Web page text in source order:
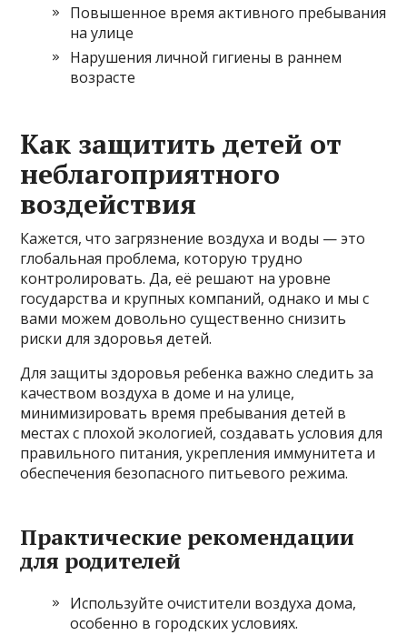
Повышенное время активного пребывания
на улице
Нарушения личной гигиены в раннем
возрасте
Как защитить детей от
неблагоприятного
воздействия
Кажется, что загрязнение воздуха и воды — это
глобальная проблема, которую трудно
контролировать. Да, её решают на уровне
государства и крупных компаний, однако и мы с
вами можем довольно существенно снизить
риски для здоровья детей.
Для защиты здоровья ребенка важно следить за
качеством воздуха в доме и на улице,
минимизировать время пребывания детей в
местах с плохой экологией, создавать условия для
правильного питания, укрепления иммунитета и
обеспечения безопасного питьевого режима.
Практические рекомендации
для родителей
Используйте очистители воздуха дома,
особенно в городских условиях.